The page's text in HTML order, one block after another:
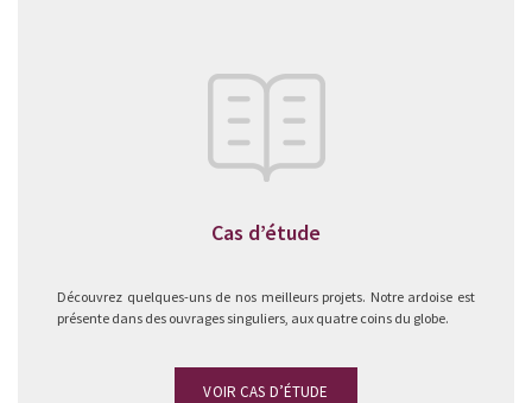
Cas d’étude
Découvrez quelques-uns de nos meilleurs projets. Notre ardoise est
présente dans des ouvrages singuliers, aux quatre coins du globe.
VOIR CAS D’ÉTUDE